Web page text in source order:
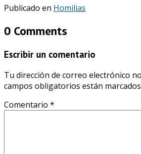
Publicado en Homilias
0 Comments
Escribir un comentario
Tu dirección de correo electrónico
campos obligatorios están
Comentario *